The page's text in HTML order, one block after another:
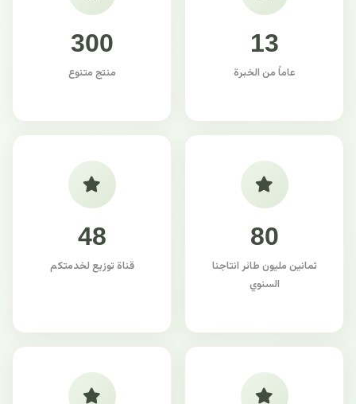
13
عاماً من الخبرة
300
منتج متنوع
80
ثمانين مليون طائر انتاجنا
السنوي
48
قناة توزيع لخدمتكم